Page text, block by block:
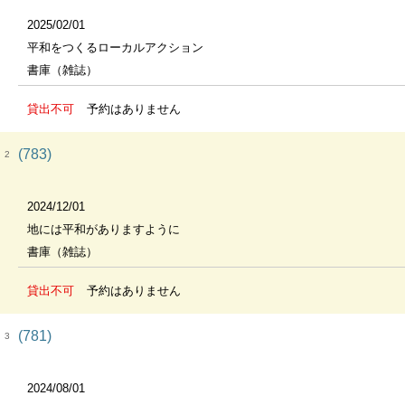
2025/02/01
平和をつくるローカルアクション
書庫（雑誌）
貸出不可 予約はありません
2 (783)
2024/12/01
地には平和がありますように
書庫（雑誌）
貸出不可 予約はありません
3 (781)
2024/08/01